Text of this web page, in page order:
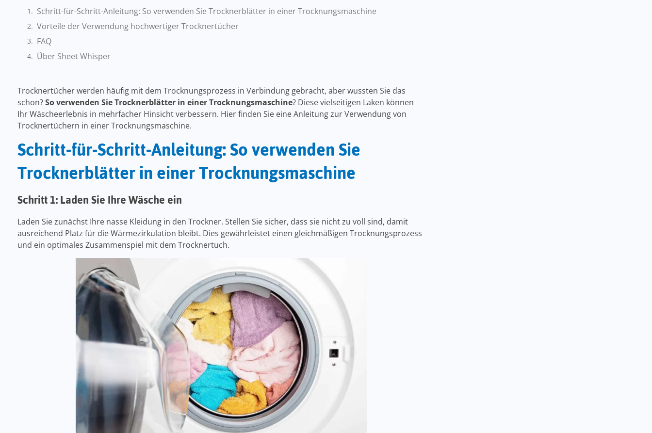
Schritt-für-Schritt-Anleitung: So verwenden Sie Trocknerblätter in einer Trocknungsmaschine
Vorteile der Verwendung hochwertiger Trocknertücher
FAQ
Über Sheet Whisper
Trocknertücher werden häufig mit dem Trocknungsprozess in Verbindung gebracht, aber wussten Sie das
schon?So verwenden Sie Trocknerblätter in einer Trocknungsmaschine? Diese vielseitigen Laken können
Ihr Wäscheerlebnis in mehrfacher Hinsicht verbessern. Hier finden Sie eine Anleitung zur Verwendung von
Trocknertüchern in einer Trocknungsmaschine.
Schritt-für-Schritt-Anleitung: So verwenden Sie
Trocknerblätter in einer Trocknungsmaschine
Schritt 1: Laden Sie Ihre Wäsche ein
Laden Sie zunächst Ihre nasse Kleidung in den Trockner. Stellen Sie sicher, dass sie nicht zu voll sind, damit
ausreichend Platz für die Wärmezirkulation bleibt. Dies gewährleistet einen gleichmäßigen Trocknungsprozess
und ein optimales Zusammenspiel mit dem Trocknertuch.